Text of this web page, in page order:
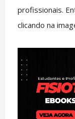
profissionais.
clicando na